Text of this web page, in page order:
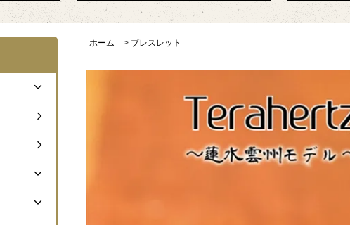
ホーム > ブレスレット